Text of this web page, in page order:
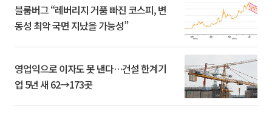
블룸버그 “레버리지 거품 빠진 코스피, 변
동성 최악 국면 지났을 가능성”
영업익으로 이자도 못 낸다…건설 한계기
업 5년 새 62→173곳